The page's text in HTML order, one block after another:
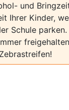
und
Ihrer Kinder,
Schule parken.
freigehalten